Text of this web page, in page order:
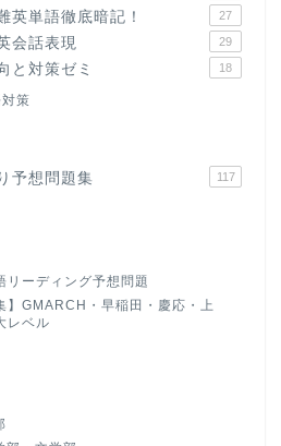
英単語徹底暗記！ 27
会話表現 29
と対策ゼミ 18
策
予想問題集 117
リーディング予想問題
】GMARCH・早稲田・慶応・上
レベル